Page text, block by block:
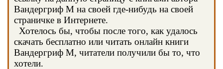
Вандергриф М на своей где-нибудь на своей
страничке в Интернете.
Хотелось бы, чтобы после того, как удалось
скачать бесплатно или читать онлайн книги
Вандергриф М, читатели получили бы то, что
хотели.